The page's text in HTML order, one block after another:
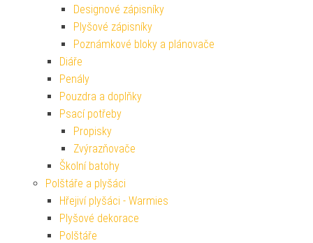
Designové zápisníky
Plyšové zápisníky
Poznámkové bloky a plánovače
Diáře
Penály
Pouzdra a doplňky
Psací potřeby
Propisky
Zvýrazňovače
Školní batohy
Polštáře a plyšáci
Hřejiví plyšáci - Warmies
Plyšové dekorace
Polštáře